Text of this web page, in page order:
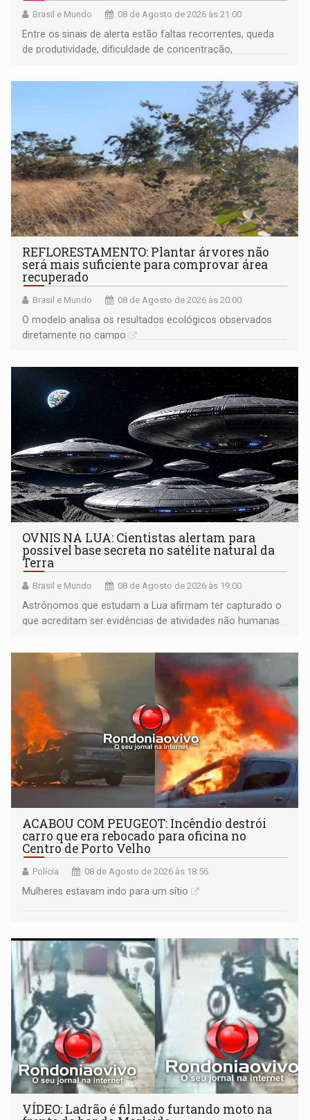
Brasil e Mundo 08 de Agosto de 2026 às 21:00
Entre os sinais de alerta estão faltas recorrentes, queda
de produtividade, dificuldade de concentração,
REFLORESTAMENTO: Plantar árvores não
será mais suficiente para comprovar área
recuperado
Brasil e Mundo 08 de Agosto de 2026 às 20:00
O modelo analisa os resultados ecológicos observados
diretamente no campo
OVNIS NA LUA: Cientistas alertam para
possível base secreta no satélite natural da
Terra
Brasil e Mundo 08 de Agosto de 2026 às 19:00
Astrônomos que estudam a Lua afirmam ter capturado o
que acreditam ser evidências de atividades não humanas
órbita
ACABOU COM PEUGEOT: Incêndio destrói
carro que era rebocado para oficina no
Centro de Porto Velho
Polícia 08 de Agosto de 2026 às 18:56
Mulheres estavam indo para um sítio
VÍDEO: Ladrão é filmado furtando moto na